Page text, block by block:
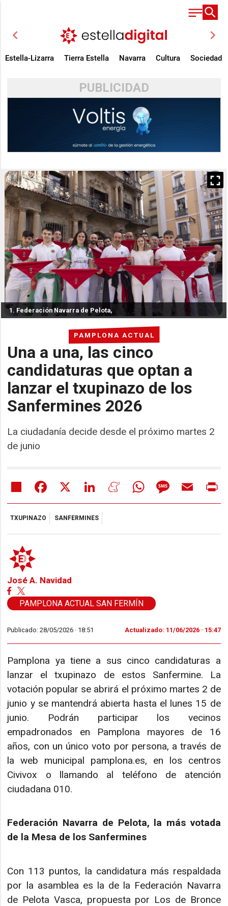
chevron_left chevron_right
Estella-Lizarra Tierra Estella Navarra Cultura Sociedad
PUBLICIDAD
PAMPLONA ACTUAL
Una a una, las cinco
candidaturas que optan a
lanzar el txupinazo de los
Sanfermines 2026
La ciudadanía decide desde el próximo martes 2
de junio
1. Federación Navarra de Pelota,
Share Facebook LinkedIn MeneameWhatsAppMessageEmail
TXUPINAZO SANFERMINES
José A. Navidad
PAMPLONA ACTUAL SAN FERMÍN
Publicado: 28/05/2026 · 18:51 Actualizado: 11/06/2026 · 15:47
Pamplona ya tiene a sus cinco candidaturas a
lanzar el txupinazo de estos Sanfermine. La
votación popular se abrirá el próximo martes 2 de
junio y se mantendrá abierta hasta el lunes 15 de
junio. Podrán participar los vecinos
empadronados en Pamplona mayores de 16
años, con un único voto por persona, a través de
la web municipal pamplona.es, en los centros
Civivox o llamando al teléfono de atención
ciudadana 010.
Federación Navarra de Pelota, la más votada
de la Mesa de los Sanfermines
Con 113 puntos, la candidatura más respaldada
por la asamblea es la de la Federación Navarra
de Pelota Vasca, propuesta por Los de Bronce